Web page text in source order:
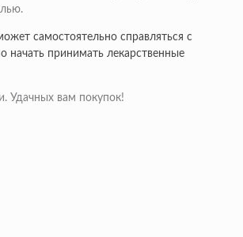
самостоятельно справляться с
начать принимать лекарственные
Удачных вам покупок!